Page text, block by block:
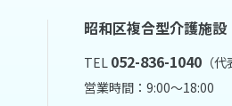
昭和区複合型介護施設
TEL 052-836-1040 （代
営業時間：9:00～18:00